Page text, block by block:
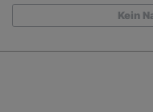
Kein